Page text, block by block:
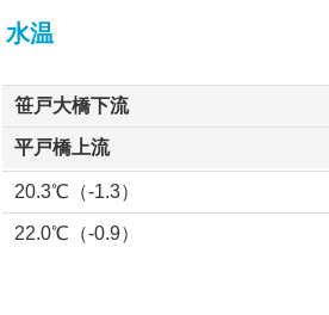
水温
笹戸大橋下流
平戸橋上流
20.3℃（-1.3）
22.0℃（-0.9）